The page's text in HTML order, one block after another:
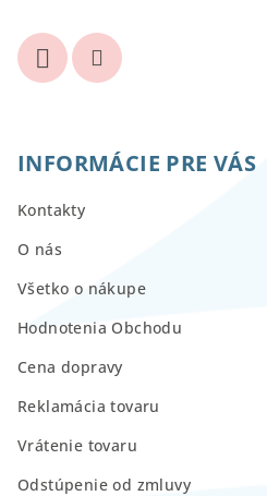
INFORMÁCIE PRE VÁS
Kontakty
O nás
Všetko o nákupe
Hodnotenia Obchodu
Cena dopravy
Reklamácia tovaru
Vrátenie tovaru
Odstúpenie od zmluvy